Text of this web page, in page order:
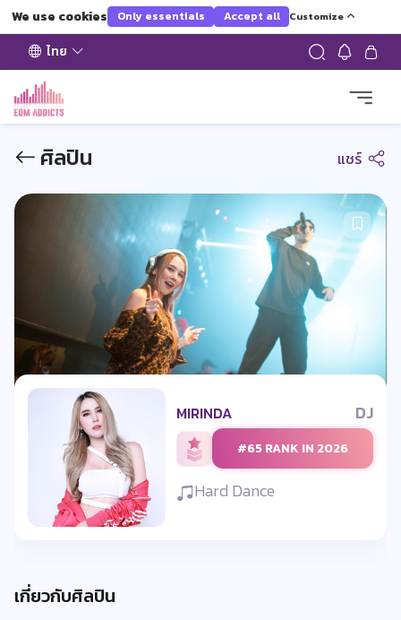
We use cookies Only essentials Accept all Customize
ไทย
ศิลปิน แชร์
MIRINDA DJ
#65 RANK IN 2026
Hard Dance
เกี่ยวกับศิลปิน